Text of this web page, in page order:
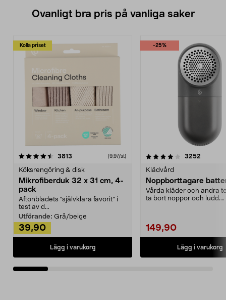
Ovanligt bra pris på vanliga saker
Kolla priset
3813 (9,97/st)
Köksrengöring & disk
Mikrofiberduk 32 x 31 cm, 4-
pack
Aftonbladets "självklara favorit” i
test av d...
Utförande: Grå/beige
39,90
Lägg i varukorg
-25%
4.0av 5 stjärnor 3252
Klädvård
Noppborttagare
Vårda kläder och andra
ta bort noppor och ludd.
149,90
Lägg i varukorg
4.5av 5 stjärnor